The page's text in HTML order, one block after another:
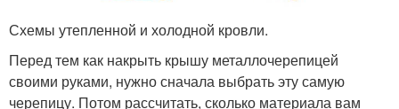
Схемы утепленной и холодной кровли.
Перед тем как накрыть крышу металлочерепицей
своими руками, нужно сначала выбрать эту самую
черепицу. Потом рассчитать, сколько материала вам